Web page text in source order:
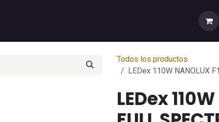
Todos los productos
LEDex 110W NANOLUX
LEDex